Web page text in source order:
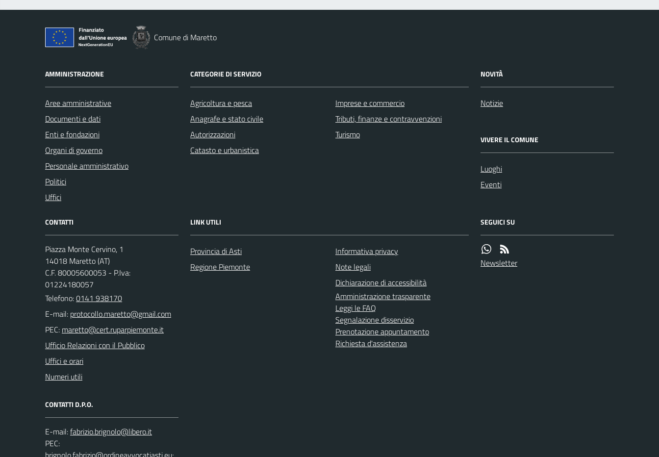
Comune di Maretto
AMMINISTRAZIONE
Aree amministrative
Documenti e dati
Enti e fondazioni
Organi di governo
Personale amministrativo
Politici
Uffici
CATEGORIE DI SERVIZIO
Agricoltura e pesca
Anagrafe e stato civile
Autorizzazioni
Catasto e urbanistica
Imprese e commercio
Tributi, finanze e contravvenzioni
Turismo
NOVITÀ
Notizie
VIVERE IL COMUNE
Luoghi
Eventi
CONTATTI
Piazza Monte Cervino, 1
14018 Maretto (AT)
C.F. 80005600053 - P.Iva:
01224180057
Telefono:0141 938170
E-mail:
PEC:
Ufficio Relazioni con il Pubblico
Uffici e orari
Numeri utili
CONTATTI D.P.O.
E-mail:
PEC:
LINK UTILI
Provincia di Asti
Regione Piemonte
Informativa privacy
Note legali
Dichiarazione di accessibilità
Amministrazione trasparente
Leggi le FAQ
Segnalazione disservizio
Prenotazione appuntamento
Richiesta d'assistenza
SEGUICI SU
Newsletter